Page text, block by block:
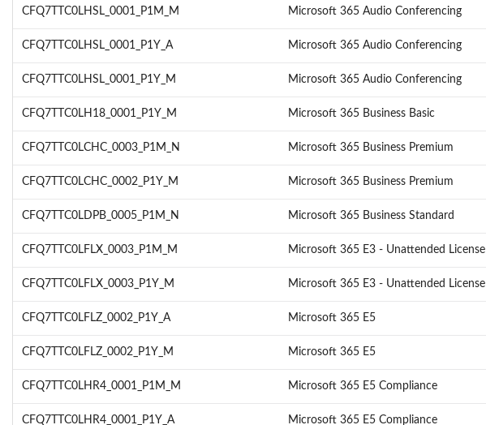
CFQ7TTC0LHSL_0001_P1M_M Microsoft 365 Audio Conferencing
CFQ7TTC0LHSL_0001_P1Y_A Microsoft 365 Audio Conferencing
CFQ7TTC0LHSL_0001_P1Y_M Microsoft 365 Audio Conferencing
CFQ7TTC0LH18_0001_P1Y_M Microsoft 365 Business Basic
CFQ7TTC0LCHC_0003_P1M_N Microsoft 365 Business Premium
CFQ7TTC0LCHC_0002_P1Y_M Microsoft 365 Business Premium
CFQ7TTC0LDPB_0005_P1M_N Microsoft 365 Business Standard
CFQ7TTC0LFLX_0003_P1M_M Microsoft 365 E3 - Unattended License
CFQ7TTC0LFLX_0003_P1Y_M Microsoft 365 E3 - Unattended License
CFQ7TTC0LFLZ_0002_P1Y_A Microsoft 365 E5
CFQ7TTC0LFLZ_0002_P1Y_M Microsoft 365 E5
CFQ7TTC0LHR4_0001_P1M_M Microsoft 365 E5 Compliance
CFQ7TTC0LHR4_0001_P1Y_A Microsoft 365 E5 Compliance